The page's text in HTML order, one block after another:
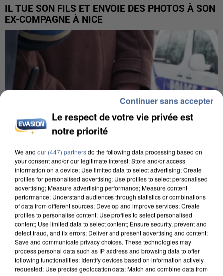
IL TUE SON FILS ET ENVOIE DES PHOTOS À SON
EX-COMPAGNE À NICE
L’UN DES FONDATEURS SUPPOSÉS DE LA DZ
MAFIA INTERPELLÉ EN ALGÉRIE
Le respect de votre vie privée est
notre priorité
We and our (447) partnersdo the following data processing based on
your consent and/or our legitimate interest: Store and/or access
information on a device; Use limited data to select advertising; Create
profiles for personalised advertising; Use profiles to select personalised
advertising; Measure advertising performance; Measure content
performance; Understand audiences through statistics or combinations
of data from different sources; Develop and improve services; Create
profiles to personalise content; Use profiles to select personalised
content; Use limited data to select content; Ensure security, prevent and
detect fraud, and fix errors; Deliver and present advertising and content;
Save and communicate privacy choices. These technologies may
process personal data such as IP address and browsing data to offer
following functionalities: Identify devices based on information actively
requested; Use precise geolocation data; Match and combine data from
Continuer sans accepter